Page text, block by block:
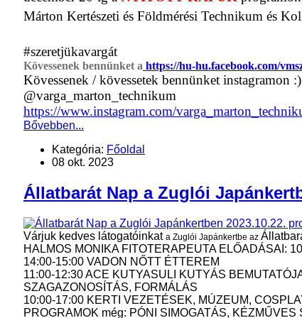
Márton Kertészeti és Földmérési Technikum és
#szeretjükavargát
Kövessenek bennünket a https://hu-hu.facebook.com/
Kövessenek / kövessetek bennünket instagramon :)
@varga_marton_technikum
https://www.instagram.com/
Bővebben...
Kategória: Főoldal
08 okt. 2023
Állatbarát Nap a Zuglói
Várjuk kedves látogatóinkat a Zuglói Japánkertbe az
HALMOS MONIKA FITOTERAPEUTA ELŐADÁSAI:
14:00-15:00 VADON NŐTT ÉTTEREM
11:00-12:30 ACE KUTYASULI KUTYÁS
SZAGAZONOSÍTÁS, FORMÁLÁS
10:00-17:00 KERTI VEZETÉSEK, MÚZEUM,
PROGRAMOK még: PÓNI SIMOGATÁS,